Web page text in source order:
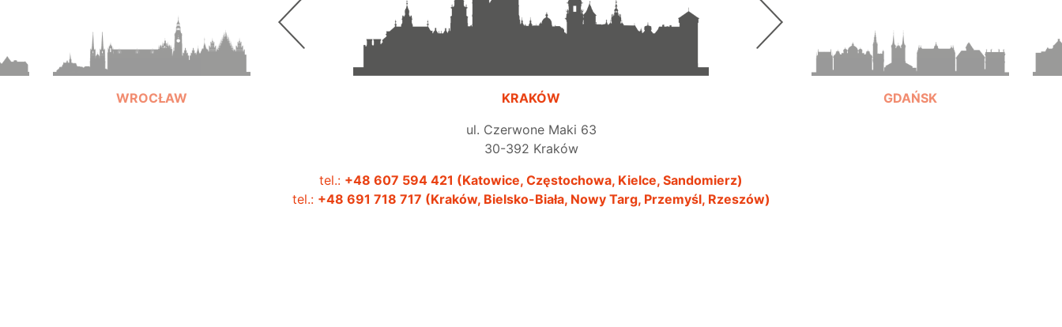
WROCŁAW
KRAKÓW
ul. Czerwone Maki 63
30-392 Kraków
tel.: +48 607 594 421 (Katowice, Częstochowa, Kielce, Sandomierz)
tel.: +48 691 718 717 (Kraków, Bielsko-Biała, Nowy Targ, Przemyśl, Rzeszów)
GDAŃSK